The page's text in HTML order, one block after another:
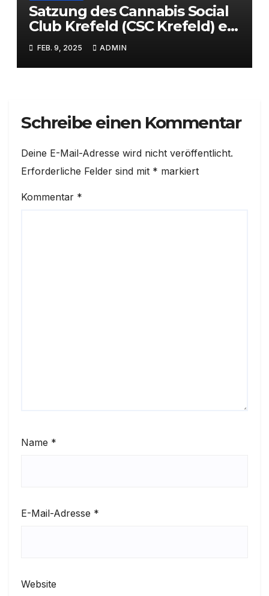
Satzung des Cannabis Social
Club Krefeld (CSC Krefeld) e.
V.FEB. 9, 2025 ADMIN
Schreibe einen Kommentar
Deine E-Mail-Adresse wird nicht veröffentlicht.
Erforderliche Felder sind mit * markiert
Kommentar *
Name *
E-Mail-Adresse *
Website